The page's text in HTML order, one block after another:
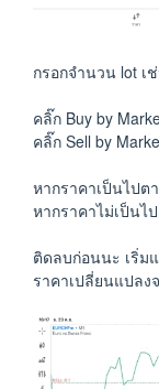
กรอกจำนวน lot เ
คลิ๊ก Buy by
คลิ๊ก Sell by
หากราคาเป็นไปต
หากราคาไม่เป็นไ
ติดลบก่อนนะ เริ่ม
ราคาเปลี่ยนแปลง